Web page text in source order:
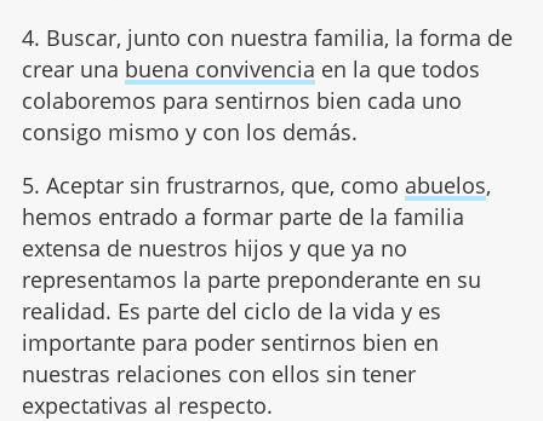
4. Buscar, junto con nuestra familia, la forma de
crear una buena convivencia en la que todos
colaboremos para sentirnos bien cada uno
consigo mismo y con los demás.
5. Aceptar sin frustrarnos, que, como abuelos,
hemos entrado a formar parte de la familia
extensa de nuestros hijos y que ya no
representamos la parte preponderante en su
realidad. Es parte del ciclo de la vida y es
importante para poder sentirnos bien en
nuestras relaciones con ellos sin tener
expectativas al respecto.